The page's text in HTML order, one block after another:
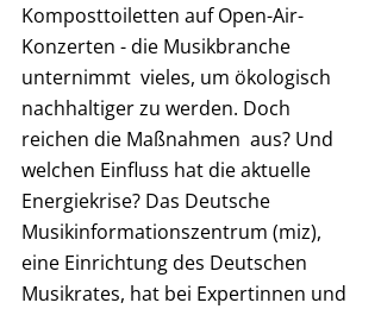
Komposttoiletten auf Open-Air-
Konzerten - die Musikbranche
unternimmt  vieles, um ökologisch
nachhaltiger zu werden. Doch
reichen die Maßnahmen  aus? Und
welchen Einfluss hat die aktuelle
Energiekrise? Das Deutsche
Musikinformationszentrum (miz),
eine Einrichtung des Deutschen
Musikrates, hat bei Expertinnen und